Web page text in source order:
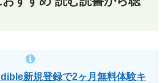
新規登録で2ヶ月無料体験キ